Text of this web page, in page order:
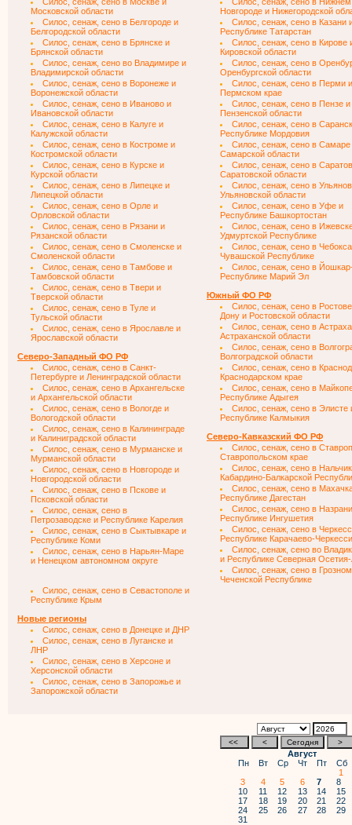
Московской области
Силос, сенаж, сено в Белгороде и
Белгородской области
Силос, сенаж, сено в Брянске и
Брянской области
Силос, сенаж, сено во Владимире и
Владимирской области
Силос, сенаж, сено в Воронеже и
Воронежской области
Силос, сенаж, сено в Иваново и
Ивановской области
Силос, сенаж, сено в Калуге и
Калужской области
Силос, сенаж, сено в Костроме и
Костромской области
Силос, сенаж, сено в Курске и
Курской области
Силос, сенаж, сено в Липецке и
Липецкой области
Силос, сенаж, сено в Орле и
Орловской области
Силос, сенаж, сено в Рязани и
Рязанской области
Силос, сенаж, сено в Смоленске и
Смоленской области
Силос, сенаж, сено в Тамбове и
Тамбовской области
Силос, сенаж, сено в Твери и
Тверской области
Силос, сенаж, сено в Туле и
Тульской области
Силос, сенаж, сено в Ярославле и
Ярославской области
Северо-Западный ФО РФ
Силос, сенаж, сено в Санкт-
Петербурге и Ленинградской области
Силос, сенаж, сено в Архангельске
и Архангельской области
Силос, сенаж, сено в Вологде и
Вологодской области
Силос, сенаж, сено в Калининграде
и Калиниградской области
Силос, сенаж, сено в Мурманске и
Мурманской области
Силос, сенаж, сено в Новгороде и
Новгородской области
Силос, сенаж, сено в Пскове и
Псковской области
Силос, сенаж, сено в
Петрозаводске и Республике Карелия
Силос, сенаж, сено в Сыктывкаре и
Республике Коми
Силос, сенаж, сено в Нарьян-Маре
и Ненецком автономном округе
Силос, сенаж, сено в Севастополе и
Республике Крым
Новые регионы
Силос, сенаж, сено в Донецке и ДНР
Силос, сенаж, сено в Луганске и
ЛНР
Силос, сенаж, сено в Херсоне и
Херсонской области
Силос, сенаж, сено в Запорожье и
Запорожской области
Новгороде и Нижегородской
Силос, сенаж, сено в Казани
Республике Татарстан
Силос, сенаж, сено в Кирове
Кировской области
Силос, сенаж, сено в
Оренбургской области
Силос, сенаж, сено в Перми и
Пермском крае
Силос, сенаж, сено в Пензе и
Пензенской области
Силос, сенаж, сено в
Республике Мордовия
Силос, сенаж, сено в Самаре
Самарской области
Силос, сенаж, сено в
Саратовской области
Силос, сенаж, сено в
Ульяновской области
Силос, сенаж, сено в Уфе и
Республике Башкортостан
Силос, сенаж, сено в
Удмуртской Республике
Силос, сенаж, сено в
Чувашской Республике
Силос, сенаж, сено в
Республике Марий Эл
Южный ФО РФ
Силос, сенаж, сено в
Дону и Ростовской области
Силос, сенаж, сено в
Астраханской области
Силос, сенаж, сено в
Волгоградской области
Силос, сенаж, сено в
Краснодарском крае
Силос, сенаж, сено в
Республике Адыгея
Силос, сенаж, сено в Элисте
Республике Калмыкия
Северо-Кавказский ФО РФ
Силос, сенаж, сено в
Ставропольском крае
Силос, сенаж, сено в
Кабардино-Балкарской
Силос, сенаж, сено в
Республике Дагестан
Силос, сенаж, сено в
Республике Ингушетия
Силос, сенаж, сено в
Республике Карачаево-
Силос, сенаж, сено во
и Республике Северная
Силос, сенаж, сено в
Чеченской Республике
Август
Пн
Вт Ср Чт Пт Сб
1
3
4 5 6 7 8
10
11 12 13 14 15
17
18 19 20 21 22
24
25 26 27 28 29
31